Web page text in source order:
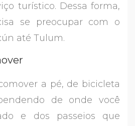
turístico. Dessa forma,
se preocupar com o
até Tulum.
a pé, de bicicleta
de onde você
e dos passeios que